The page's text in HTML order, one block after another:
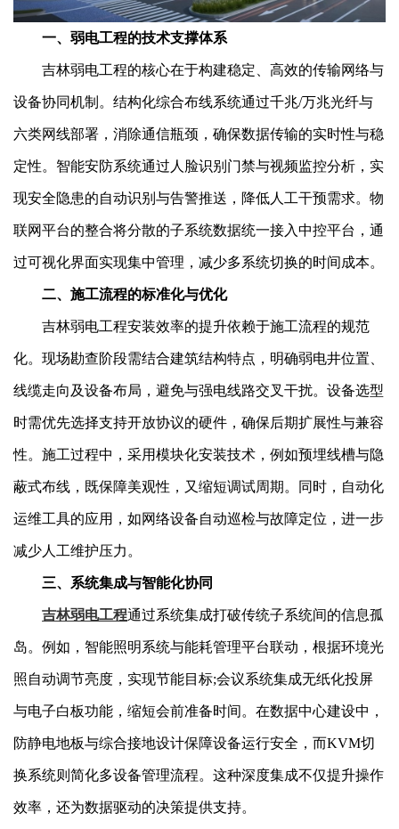
一、弱电工程的技术支撑体系
吉林弱电工程的核心在于构建稳定、高效的传输网络与
设备协同机制。结构化综合布线系统通过千兆/万兆光纤与
六类网线部署，消除通信瓶颈，确保数据传输的实时性与稳
定性。智能安防系统通过人脸识别门禁与视频监控分析，实
现安全隐患的自动识别与告警推送，降低人工干预需求。物
联网平台的整合将分散的子系统数据统一接入中控平台，通
过可视化界面实现集中管理，减少多系统切换的时间成本。
二、施工流程的标准化与优化
吉林弱电工程安装效率的提升依赖于施工流程的规范
化。现场勘查阶段需结合建筑结构特点，明确弱电井位置、
线缆走向及设备布局，避免与强电线路交叉干扰。设备选型
时需优先选择支持开放协议的硬件，确保后期扩展性与兼容
性。施工过程中，采用模块化安装技术，例如预埋线槽与隐
蔽式布线，既保障美观性，又缩短调试周期。同时，自动化
运维工具的应用，如网络设备自动巡检与故障定位，进一步
减少人工维护压力。
三、系统集成与智能化协同
吉林弱电工程通过系统集成打破传统子系统间的信息孤
岛。例如，智能照明系统与能耗管理平台联动，根据环境光
照自动调节亮度，实现节能目标;会议系统集成无纸化投屏
与电子白板功能，缩短会前准备时间。在数据中心建设中，
防静电地板与综合接地设计保障设备运行安全，而KVM切
换系统则简化多设备管理流程。这种深度集成不仅提升操作
效率，还为数据驱动的决策提供支持。